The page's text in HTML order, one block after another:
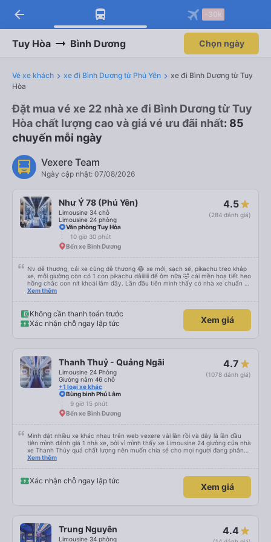
arrow_back -30k
Tuy Hòa Bình Dương Chọn ngày
Vé xe khách xe đi Bình Dương từ Phú Yên
xe đi Bình Dương từ Tuy
Hòa
Đặt mua vé xe 22 nhà xe đi Bình Dương từ Tuy
Hòa chất lượng cao và giá vé ưu đãi nhất: 85
chuyến mỗi ngày
Vexere Team
Ngày cập nhật: 07/08/2026
Như Ý 78 (Phú Yên)
Limousine 34 chỗ
Limousine 24 phòng
4.5
(284 đánh giá)
Văn phòng Tuy Hòa
10 giờ 30 phút
Bến xe Bình Dương
Nv dễ thương, cái xe cũng dễ thương 😂 xe mới, sạch sẽ, pikachu treo khắp
xe, mỗi giường còn có 1 con pikachu dàiiiiii để ôm nữa 🤣 cái mền hoạ tiết heo
hồng chắc con nít khoái lắm đây. Lần đầu tiên mình thấy có nhà xe chuẩn bị
cả bàn chải đánh răng. Có 2 ông bà cụ lên xe còn được nv dẫn tới tận nơi để
Xem thêm
Không cần thanh toán trước
Xác nhận chỗ ngay lập tức
Xem giá
Thanh Thuỷ - Quảng Ngãi
Limousine 24 Phòng
Giường nằm 46 chỗ
+1 loại xe khác
4.7
(1078 đánh giá)
Bùng binh Phú Lâm
9 giờ 15 phút
Bến xe Bình Dương
Mình đặt nhiều xe khác nhau trên web vexere vài lần rồi và đây là lần đầu
tiên mình đánh giá 1 nhà xe, bởi vì mình thấy xe Limousine 24 giường của nhà
xe Thanh Thủy quá chất lượng nên muốn chia sẻ cho mọi người đang phân
vân có nên đi hay không. - Giá vé: 600k/giường/1người. - Giờ giấc: mình đặt
trung chuyển ra chỗ xe lớn, chỗ này là xe đúng giờ lắm, nên nếu đến trễ thì
phải tự bắt grab ra chỗ xe lớn (hình như ngã tư bình phước). - Xe trung
chuyển chở mình tới chỗ cây xăng trên QL13 để chờ xe lớn tới rước, mình
thoại là anh lơ xe dẫn lại chỗ nằm luôn, lát sau sẽ đi hỏi từng người xuống chỗ
nào để người ta tiện trả khách hoặc trung chuyển. - Tiện nghi trên xe: có
chỗ sạc pin điện thoại, đèn mình tự bật tắt được, rèm che 2 bên, giường êm
Xem thêm
Xác nhận chỗ ngay lập tức
Xem giá
Trung Nguyên
Limousine 34 phòng
4.4